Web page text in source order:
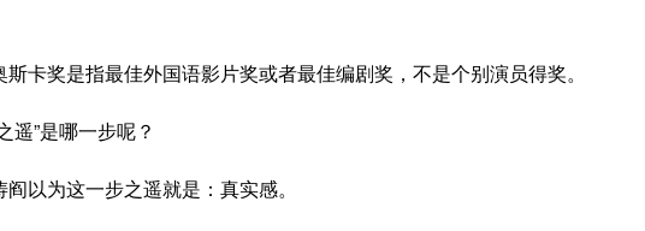
卡奖是指最佳外国语影片奖或者最佳编剧奖，不是个别演员得奖。
遥”是哪一步呢？
以为这一步之遥就是：真实感。